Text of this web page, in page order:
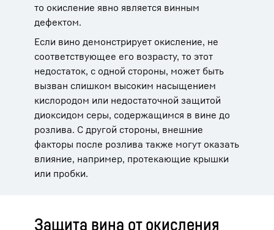
то окисление явно является винным
дефектом.
Если вино демонстрирует окисление, не
соответствующее его возрасту, то этот
недостаток, с одной стороны, может быть
вызван слишком высоким насыщением
кислородом или недостаточной защитой
диоксидом серы, содержащимся в вине до
розлива. С другой стороны, внешние
факторы после розлива также могут оказать
влияние, например, протекающие крышки
или пробки.
Защита вина от окисления